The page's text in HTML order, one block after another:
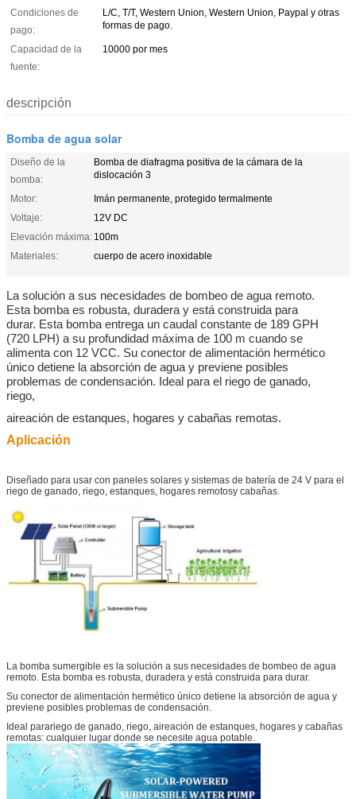
Condiciones de
pago:
L/C, T/T, Western Union, Western Union, Paypal y otras
formas de pago.
Capacidad de la
fuente:
10000 por mes
descripción
Bomba de agua solar
Diseño de la
bomba:
Bomba de diafragma positiva de la cámara de la
dislocación 3
Motor:
Imán permanente, protegido termalmente
Voltaje:
12V DC
Elevación máxima: 100m
Materiales:
cuerpo de acero inoxidable
La solución a sus necesidades de bombeo de agua remoto.
Esta bomba es robusta, duradera y está construida para
durar. Esta bomba entrega un caudal constante de 189 GPH
(720 LPH) a su profundidad máxima de 100 m cuando se
alimenta con 12 VCC. Su conector de alimentación hermético
único detiene la absorción de agua y previene posibles
problemas de condensación. Ideal para el riego de ganado,
riego,
aireación de estanques, hogares y cabañas remotas.
Aplicación
Diseñado para usar con paneles solares y sistemas de batería de 24 V para el
riego de ganado, riego, estanques, hogares remotosy cabañas.
La bomba sumergible es la solución a sus necesidades de bombeo de agua
remoto. Esta bomba es robusta, duradera y está construida para durar.
Su conector de alimentación hermético único detiene la absorción de agua y
previene posibles problemas de condensación.
Ideal parariego de ganado, riego, aireación de estanques, hogares y cabañas
remotas: cualquier lugar donde se necesite agua potable.